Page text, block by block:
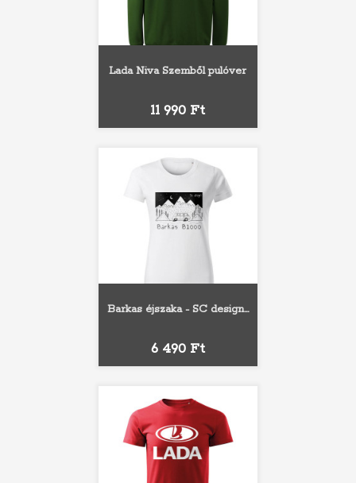
Lada Niva Szemből pulóver
Ár
11 990 Ft
Barkas éjszaka - SC design...
Ár
6 490 Ft